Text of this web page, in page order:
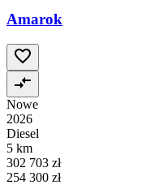
Amarok
Nowe
2026
Diesel
5 km
302 703 zł
254 300 zł